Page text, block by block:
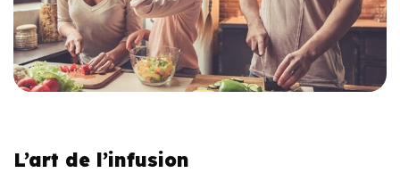
L’art de l’infusion